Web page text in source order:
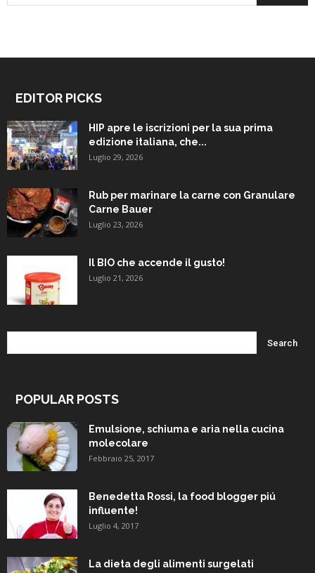
EDITOR PICKS
HIP apre le iscrizioni per la sua prima
edizione italiana, che...
Luglio 29, 2026
Rub per marinare la carne con Granulare
Carne Bauer
Luglio 23, 2026
Il BIO che accende il gusto!
Luglio 21, 2026
POPULAR POSTS
Emulsione, schiuma e aria nella cucina
molecolare
Febbraio 25, 2017
Benedetta Rossi, la food blogger piú
influente!
Luglio 4, 2017
La dieta degli alimenti surgelati